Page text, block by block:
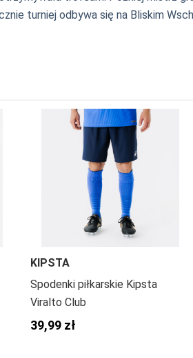
turniej odbywa się na Bliskim
KIPSTA
Spodenki piłkarskie Kipsta
Viralto Club
39,99 zł